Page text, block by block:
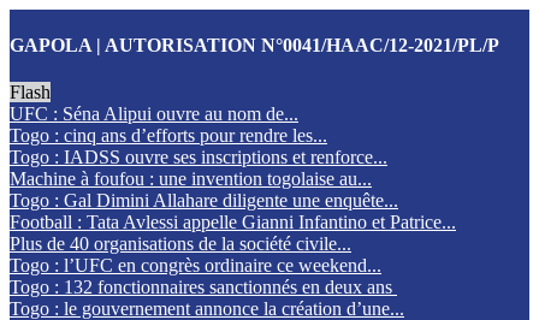
GAPOLA | AUTORISATION N°0041/HAAC/12-2021/PL/P
Flash
UFC : Séna Alipui ouvre au nom de...
Togo : cinq ans d’efforts pour rendre les...
Togo : IADSS ouvre ses inscriptions et renforce...
Machine à foufou : une invention togolaise au...
Togo : Gal Dimini Allahare diligente une enquête...
Football : Tata Avlessi appelle Gianni Infantino et Patrice...
Plus de 40 organisations de la société civile...
Togo : l’UFC en congrès ordinaire ce weekend...
Togo : 132 fonctionnaires sanctionnés en deux ans
Togo : le gouvernement annonce la création d’une...